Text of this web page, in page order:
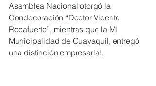
Asamblea Nacional otorgó la
Condecoración “Doctor Vicente
Rocafuerte”, mientras que la MI
Municipalidad de Guayaquil, entregó
una distinción empresarial.